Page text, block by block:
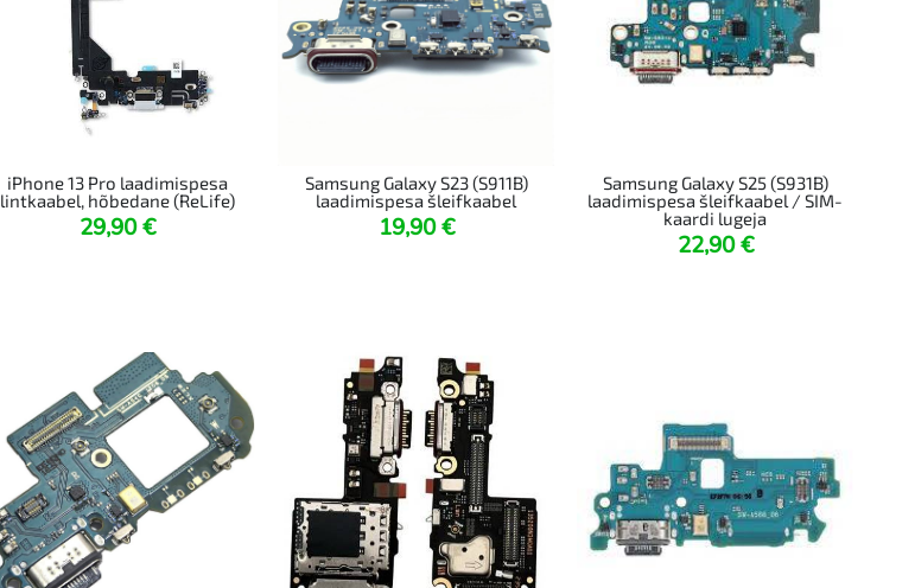
iPhone 13 Pro laadimispesa
lintkaabel, hõbedane (ReLife)
29,90€
Samsung Galaxy S23 (S911B)
laadimispesa šleifkaabel
19,90€
Samsung Galaxy S25 (S931B)
laadimispesa šleifkaabel / SIM-
kaardi lugeja
22,90€